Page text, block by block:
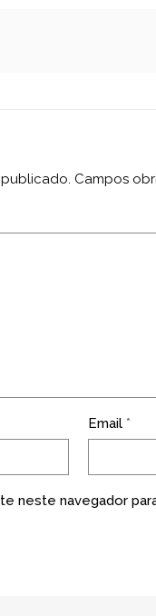
Campos
Email *
neste navegador